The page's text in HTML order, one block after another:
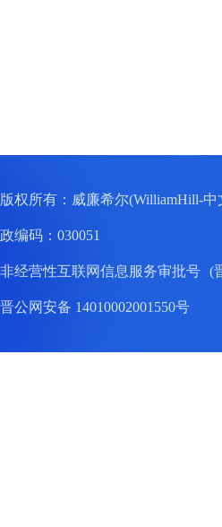
版权所有：威廉希尔(WilliamHill-
政编码：030051
非经营性互联网信息服务审批号 (
晋公网安备 14010002001550号